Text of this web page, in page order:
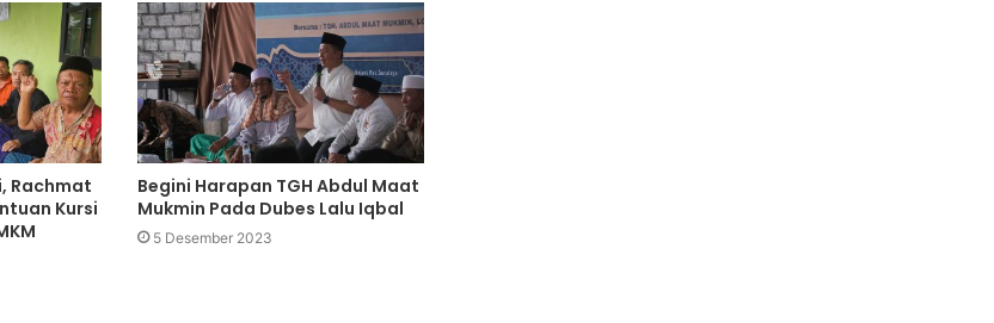
Rachmat
Kursi
Begini Harapan TGH Abdul Maat
Mukmin Pada Dubes Lalu Iqbal
5 Desember 2023